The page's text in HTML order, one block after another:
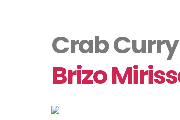
Crab
Brizo